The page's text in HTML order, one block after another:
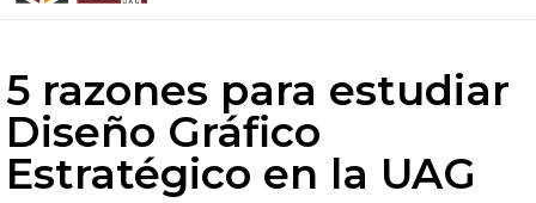
5 razones para estudiar
Diseño Gráfico
Estratégico en la UAG